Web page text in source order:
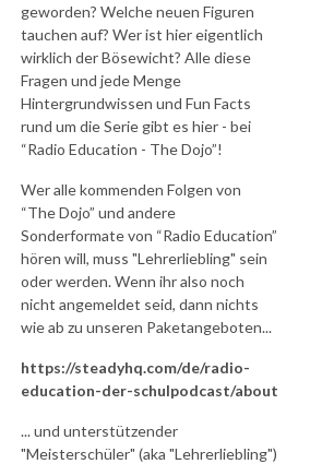
geworden? Welche neuen Figuren
tauchen auf? Wer ist hier eigentlich
wirklich der Bösewicht? Alle diese
Fragen und jede Menge
Hintergrundwissen und Fun Facts
rund um die Serie gibt es hier - bei
“Radio Education - The Dojo”!
Wer alle kommenden Folgen von
“The Dojo” und andere
Sonderformate von “Radio Education”
hören will, muss "Lehrerliebling" sein
oder werden. Wenn ihr also noch
nicht angemeldet seid, dann nichts
wie ab zu unseren Paketangeboten...
https://steadyhq.com/de/radio-
education-der-schulpodcast/about
... und unterstützender
"Meisterschüler" (aka "Lehrerliebling")